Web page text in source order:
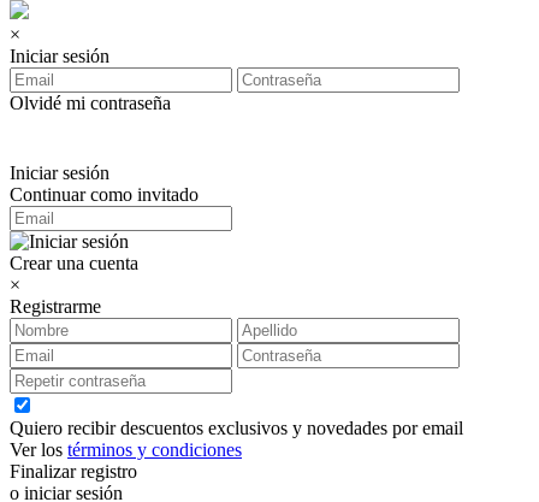
×
Iniciar sesión
Olvidé mi contraseña
Iniciar sesión
Continuar como invitado
Crear una cuenta
×
Registrarme
Quiero recibir descuentos exclusivos y novedades por email
Ver los términos y condiciones
Finalizar registro
o iniciar sesión